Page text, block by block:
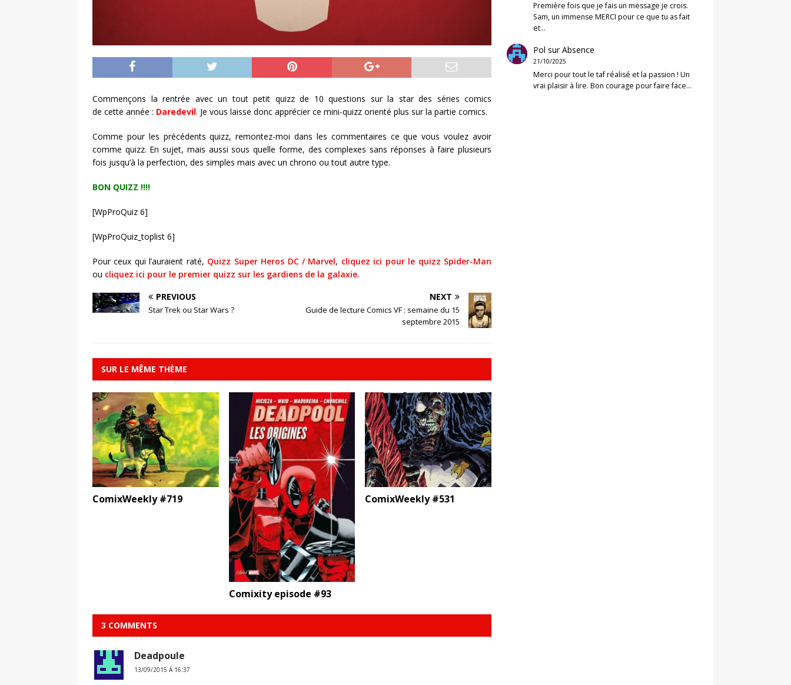
Commençons la rentrée avec un tout petit quizz de 10 questions sur la star des séries comics
de cette année : Daredevil. Je vous laisse donc apprécier ce mini-quizz orienté plus sur la partie comics.
Comme pour les précédents quizz, remontez-moi dans les commentaires ce que vous voulez avoir
comme quizz. En sujet, mais aussi sous quelle forme, des complexes sans réponses à faire plusieurs
fois jusqu’à la perfection, des simples mais avec un chrono ou tout autre type.
BON QUIZZ !!!!
[WpProQuiz 6]
[WpProQuiz_toplist 6]
Pour ceux qui l’auraient raté, Quizz Super Heros DC / Marvel, cliquez ici pour le quizz Spider-Man
ou cliquez ici pour le premier quizz sur les gardiens de la galaxie.
PREVIOUS
Star Trek ou Star Wars ?
NEXT
Guide de lecture Comics VF : semaine du 15
septembre 2015
SUR LE MÊME THÈME
ComixWeekly #719
Comixity episode #93
ComixWeekly #531
3 COMMENTS
Deadpoule
13/09/2015 Á 16:37
Première fois que je fais un message je crois.
Sam, un immense MERCI pour ce que tu as fait
et…
Pol surAbsence
21/10/2025
Merci pour tout le taf réalisé et la passion ! Un
vrai plaisir à lire. Bon courage pour faire face…